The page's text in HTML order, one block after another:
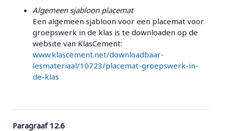
Algemeen sjabloon placemat
Een algemeen sjabloon voor een placemat voor
groepswerk in de klas is te downloaden op de
website van KlasCement:
www.klascement.net/downloadbaar-
lesmateriaal/10723/placemat-groepswerk-in-
de-klas
Paragraaf 12.6